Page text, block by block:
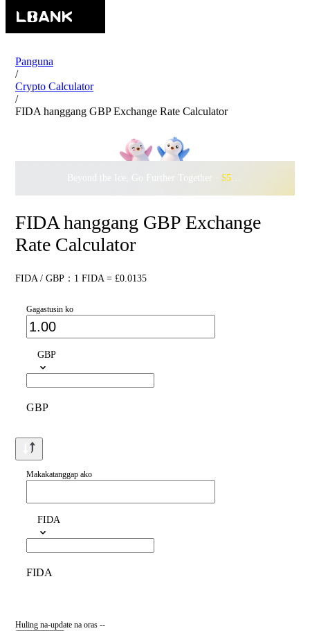
Panguna
/
Crypto Calculator
/
FIDA hanggang GBP Exchange Rate Calculator
Beyond the Ice, Go Further Together · $500,000
FIDA hanggang GBP Exchange
Rate Calculator
FIDA / GBP：1 FIDA = £0.0135
Gagastusin ko
GBP
GBP
Makakatanggap ako
FIDA
FIDA
Huling na-update na oras --